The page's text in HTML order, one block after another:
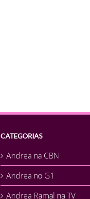
CATEGORIAS
Andrea na CBN
Andrea no G1
Andrea Ramal na TV